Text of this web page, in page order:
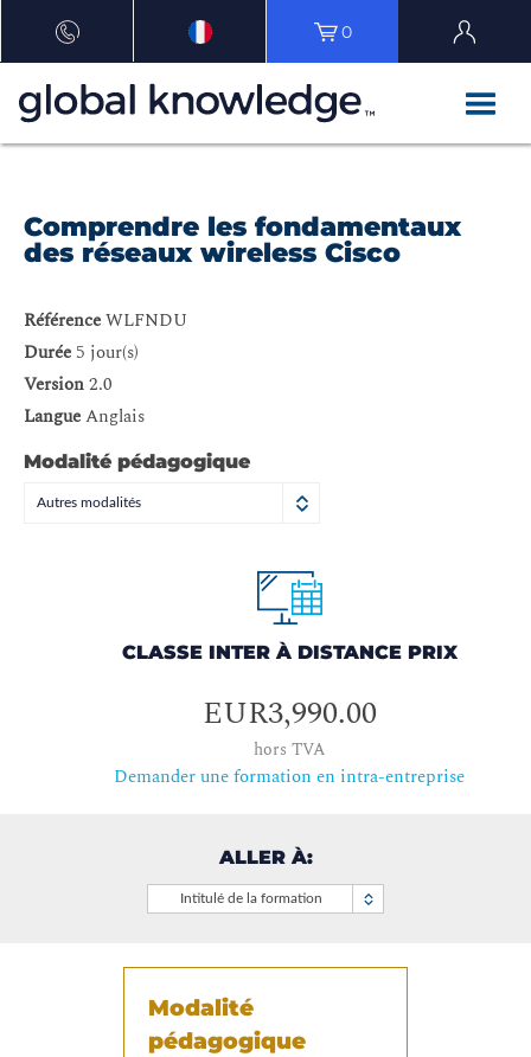
0
Comprendre les fondamentaux
des réseaux wireless Cisco
RéférenceWLFNDU
Durée 5 jour(s)
Version2.0
LangueAnglais
Modalité pédagogique
Autres modalités
CLASSE INTER À DISTANCE PRIX
EUR3,990.00
hors TVA
Demander une formation en intra-entreprise
ALLER À:
Intitulé de la formation
Modalité
pédagogique